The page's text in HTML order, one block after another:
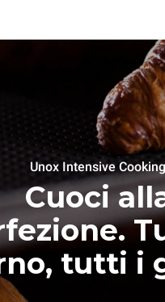
Unox Intensive Cooking
Cuoci
tutti i